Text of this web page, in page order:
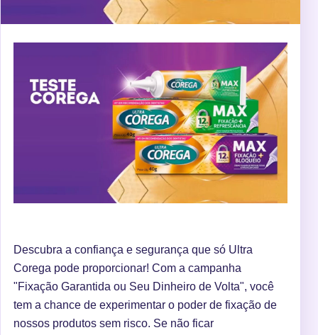
Descubra a confiança e segurança que só Ultra
Corega pode proporcionar! Com a campanha
"Fixação Garantida ou Seu Dinheiro de Volta", você
tem a chance de experimentar o poder de fixação de
nossos produtos sem risco. Se não ficar